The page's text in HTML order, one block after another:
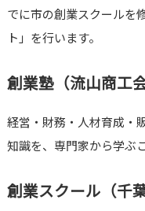
でに市の創業スクールを
ト」を行います。
創業塾（流山商工
経営・財務・人材育成・
知識を、専門家から学ぶ
創業スクール（千